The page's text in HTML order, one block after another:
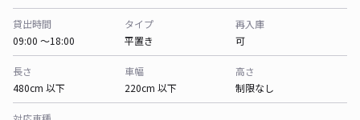
貸出時間
09:00 〜18:00
タイプ
平置き
再入庫
可
長さ
480cm 以下
車幅
220cm 以下
高さ
制限なし